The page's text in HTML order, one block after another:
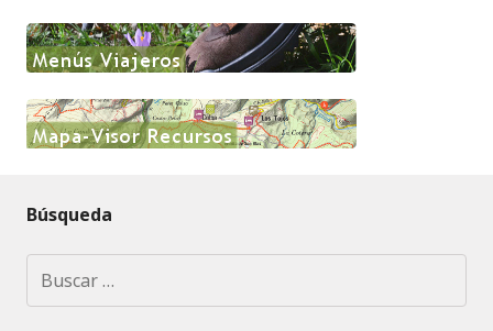
Búsqueda